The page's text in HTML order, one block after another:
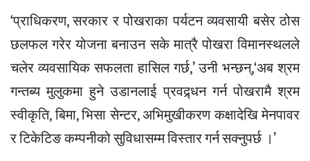
‘प्राधिकरण, सरकार र पोखराका पर्यटन व्यवसायी बसेर ठोस
छलफल गरेर योजना बनाउन सके मात्रै पोखरा विमानस्थलले
चलेर व्यवसायिक सफलता हासिल गर्छ,’ उनी भन्छन्,‘अब श्रम
गन्तब्य मुलुकमा हुने उडानलाई प्रवद्र्धन गर्न पोखरामै श्रम
स्वीकृति, बिमा, भिसा सेन्टर, अभिमुखीकरण कक्षादेखि मेनपावर
र टिकेटिङ कम्पनीको सुविधासम्म विस्तार गर्न सक्नुपर्छ ।’